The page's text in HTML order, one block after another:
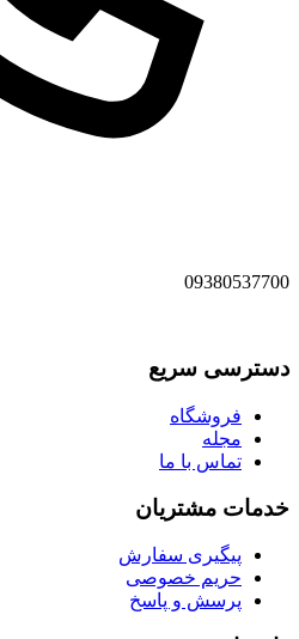
09380537700
دسترسی سریع
فروشگاه
مجله
تماس با ما
خدمات مشتریان
پیگیری سفارش
حریم خصوصی
پرسش و پاسخ